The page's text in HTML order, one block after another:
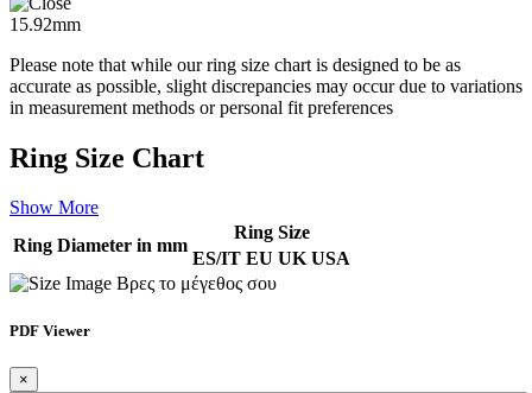
15.92mm
Please note that while our ring size chart is designed to be as
accurate as possible, slight discrepancies may occur due to variations
in measurement methods or personal fit preferences
Ring Size Chart
Show More
Ring Diameter in mm
Ring Size
ES/IT EU UK USA
Βρες το μέγεθος σου
PDF Viewer
×